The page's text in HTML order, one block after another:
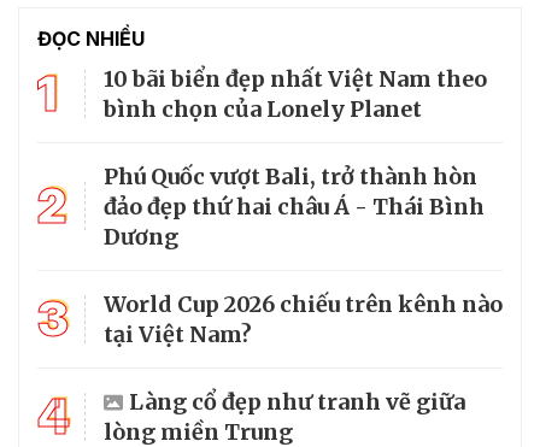
ĐỌC NHIỀU
1
10 bãi biển đẹp nhất Việt Nam theo
bình chọn của Lonely Planet
2
Phú Quốc vượt Bali, trở thành hòn
đảo đẹp thứ hai châu Á - Thái Bình
Dương
3
World Cup 2026 chiếu trên kênh nào
tại Việt Nam?
4
Làng cổ đẹp như tranh vẽ giữa
lòng miền Trung